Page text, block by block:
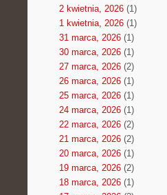
2 kwietnia, 2026(1)
1 kwietnia, 2026(1)
31 marca, 2026(1)
30 marca, 2026(1)
27 marca, 2026(2)
26 marca, 2026(1)
25 marca, 2026(1)
24 marca, 2026(1)
22 marca, 2026(2)
21 marca, 2026(2)
20 marca, 2026(1)
19 marca, 2026(2)
18 marca, 2026(1)